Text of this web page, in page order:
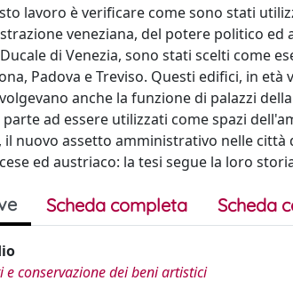
lavoro è verificare come sono stati
veneziana, del potere politico
di Venezia, sono stati scelti come
Padova e Treviso. Questi edifici, in
anche la funzione di palazzi
ad essere utilizzati come spazi
nuovo assetto amministrativo nelle città
ed austriaco: la tesi segue la loro
Scheda completa Scheda
e conservazione dei beni artistici